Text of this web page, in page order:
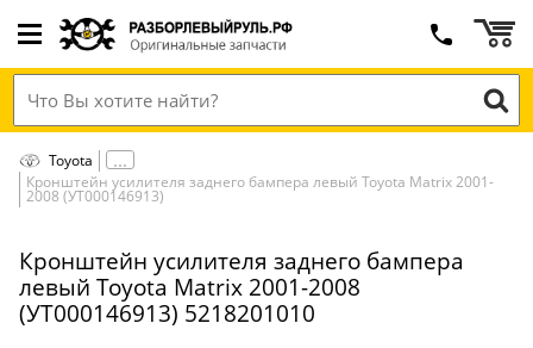
Toyota
Кронштейн усилителя заднего бампера левый Toyota Matrix 2001-
2008 (УТ000146913)
Кронштейн усилителя заднего бампера
левый Toyota Matrix 2001-2008
(УТ000146913) 5218201010